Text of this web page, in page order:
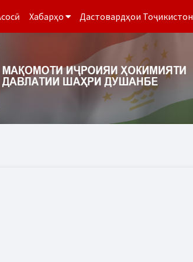
Хабарҳо Дастовардҳои Тоҷикистон